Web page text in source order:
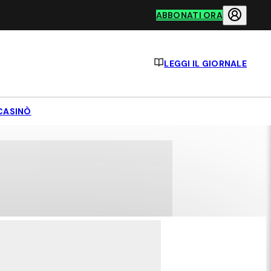
ABBONATI ORA
LEGGI IL GIORNALE